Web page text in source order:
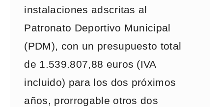
instalaciones adscritas al
Patronato Deportivo Municipal
(PDM), con un presupuesto total
de 1.539.807,88 euros (IVA
incluido) para los dos próximos
años, prorrogable otros dos